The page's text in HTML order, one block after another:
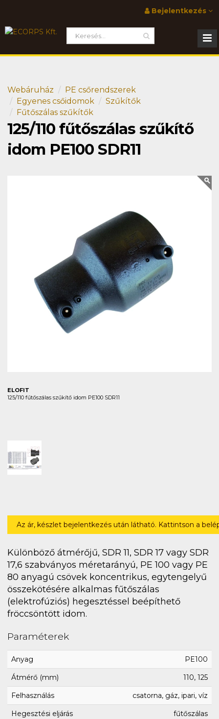
Bejelentkezés
Webáruház
PE csőrendszerek
Egyenes csőidomok
Szűkítők
Fűtőszálas szűkítők
125/110 fűtőszálas szűkítő
idom PE100 SDR11
ELOFIT
125/110 fűtőszálas szűkítő idom PE100 SDR11
Az ár, készlet bejelentkezés után látható. Kattintson a
Különböző átmérőjű, SDR 11, SDR 17 vagy SDR
17,6 szabványos méretarányú, PE 100 vagy PE
80 anyagú csövek koncentrikus, egytengelyű
összekötésére alkalmas fűtőszálas
(elektrofúziós) hegesztéssel beépíthető
fröccsöntött idom.
Paraméterek
Anyag PE100
Átmérő (mm) 110, 125
Felhasználás csatorna, gáz, ipari, víz
Hegesztési eljárás fűtőszálas